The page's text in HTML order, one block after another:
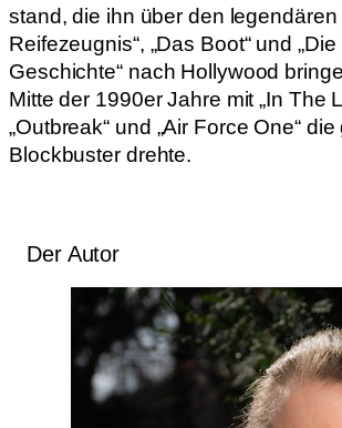
stand, die ihn über den legendären
Reifezeugnis“, „Das Boot“ und
Geschichte“ nach Hollywood
Mitte der 1990er Jahre mit „In The
„Outbreak“ und „Air Force One“
Blockbuster drehte.
Der Autor